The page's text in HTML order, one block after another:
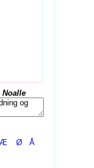
Noalle
Æ Ø Å